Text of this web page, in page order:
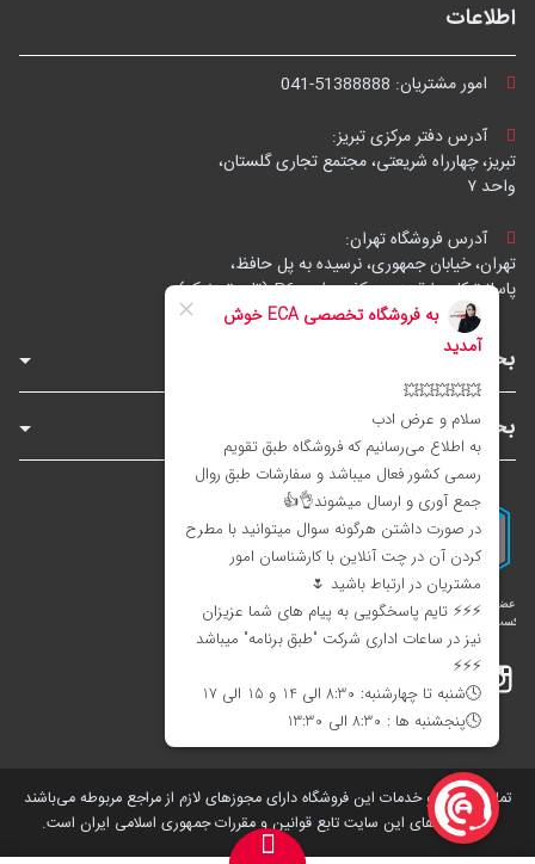
اطلاعات
امور مشتریان: 041-51388888
آدرس دفتر مرکزی تبریز:
تبریز، چهارراه شریعتی، مجتمع تجاری گلستان،
واحد ۷
آدرس فروشگاه تهران:
تهران، خیابان جمهوری، نرسیده به پل حافظ،
پاساژ توکل، طبقه زیرهمکف، واحد B6 (تاپ ترونیک)
بخش‌های فروشگاه
بخش‌های سایت
اینستاگرام
تمامی کالاها و خدمات این فروشگاه دارای مجوز‌های لازم از مراجع مربوطه می‌باشند
و فعالیت های این سایت تابع قوانین و مقررات جمهوری اسلامی ایران است.